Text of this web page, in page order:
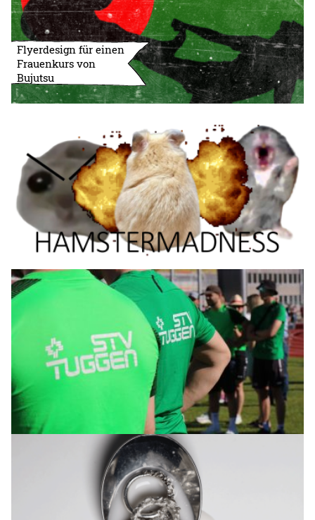
Flyerdesign für einen
Frauenkurs von
Bujutsu